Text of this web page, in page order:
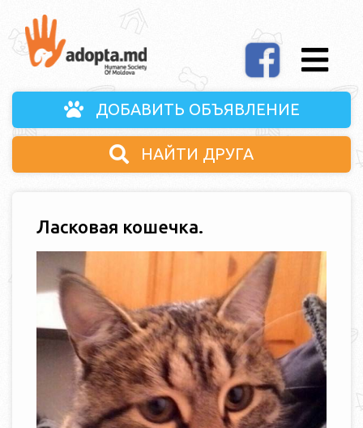
ДОБАВИТЬ ОБЪЯВЛЕНИЕ
НАЙТИ ДРУГА
Ласковая кошечка.